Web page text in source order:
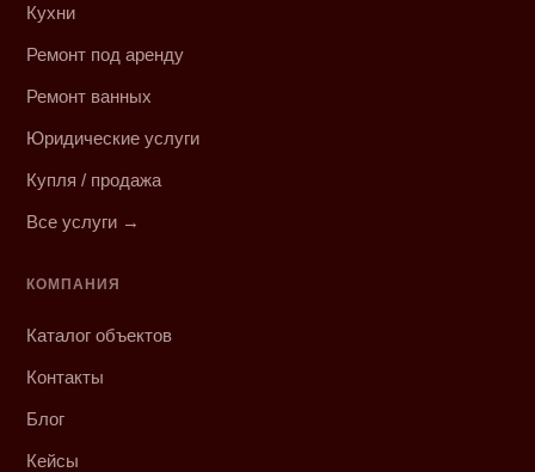
Кухни
Ремонт под аренду
Ремонт ванных
Юридические услуги
Купля / продажа
Все услуги →
КОМПАНИЯ
Каталог объектов
Контакты
Блог
Кейсы